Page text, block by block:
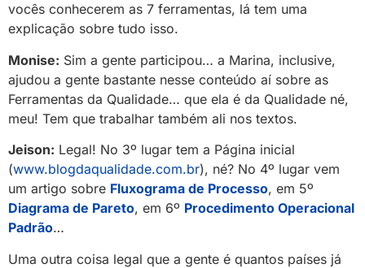
vocês conhecerem as 7 ferramentas, lá tem uma
explicação sobre tudo isso.
Monise: Sim a gente participou… a Marina, inclusive,
ajudou a gente bastante nesse conteúdo aí sobre as
Ferramentas da Qualidade… que ela é da Qualidade né,
meu! Tem que trabalhar também ali nos textos.
Jeison: Legal! No 3º lugar tem a Página inicial
(www.blogdaqualidade.com.br), né? No 4º lugar vem
um artigo sobre Fluxograma de Processo, em 5º
Diagrama de Pareto, em 6º Procedimento Operacional
Padrão…
Uma outra coisa legal que a gente é quantos países já